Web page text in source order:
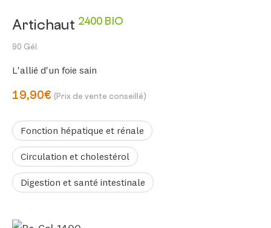
Artichaut 2400 BIO
90 Gél.
L'allié d'un foie sain
19,90€ (Prix de vente conseillé)
Fonction hépatique et rénale
Circulation et cholestérol
Digestion et santé intestinale